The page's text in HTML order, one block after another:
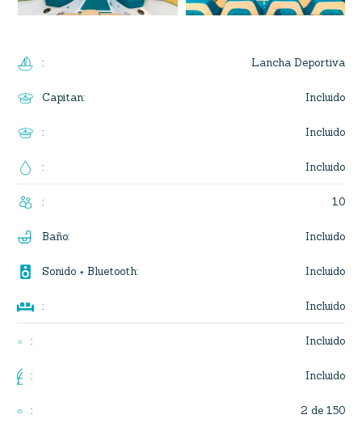
: Lancha Deportiva
Capitan: Incluido
: Incluido
: Incluido
: 10
Baño: Incluido
 Sonido + Bluetooth: Incluido
 : Incluido
: Incluido
: Incluido
: 2 de 150